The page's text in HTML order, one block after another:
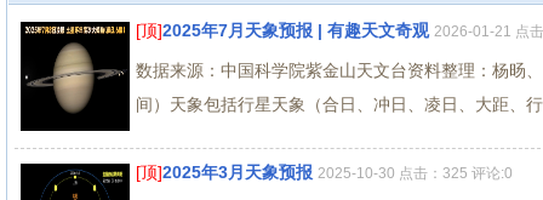
[顶]2025年7月天象预报 | 有趣天文奇观 2026-01-21 点
数据来源：中国科学院紫金山天文台资料整理：杨旸
间）天象包括行星天象（合日、冲日、凌日、大距、
[顶]2025年3月天象预报 2025-10-30 点击：325 评论:0